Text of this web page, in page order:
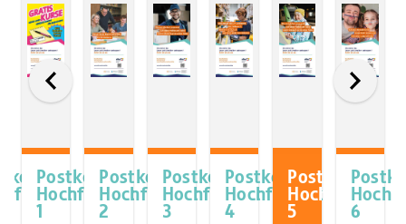
Postkarte
Hochformat
1
Postkarte
Hochformat
2
Postkarte
Hochformat
3
Postkarte
Hochformat
4
Postkarte
Hochformat
5
6